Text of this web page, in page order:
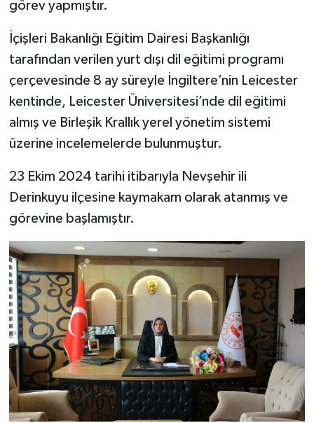
görev yapmıştır.
İçişleri Bakanlığı Eğitim Dairesi Başkanlığı
tarafından verilen yurt dışı dil eğitimi programı
çerçevesinde 8 ay süreyle İngiltere’nin Leicester
kentinde, Leicester Üniversitesi’nde dil eğitimi
almış ve Birleşik Krallık yerel yönetim sistemi
üzerine incelemelerde bulunmuştur.
23 Ekim 2024 tarihi itibarıyla Nevşehir ili
Derinkuyu ilçesine kaymakam olarak atanmış ve
görevine başlamıştır.